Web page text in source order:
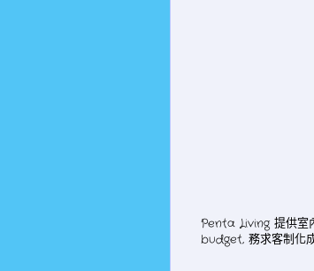
Penta Living 提供室
budget, 務求客制化